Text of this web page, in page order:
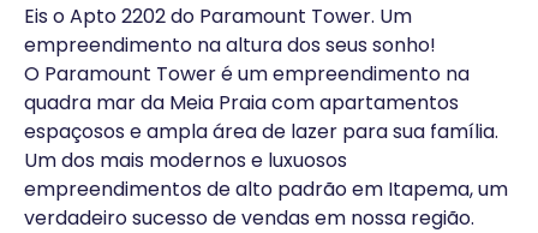
Eis o Apto 2202 do Paramount Tower. Um
empreendimento na altura dos seus sonho!
O Paramount Tower é um empreendimento na
quadra mar da Meia Praia com apartamentos
espaçosos e ampla área de lazer para sua família.
Um dos mais modernos e luxuosos
empreendimentos de alto padrão em Itapema, um
verdadeiro sucesso de vendas em nossa região.